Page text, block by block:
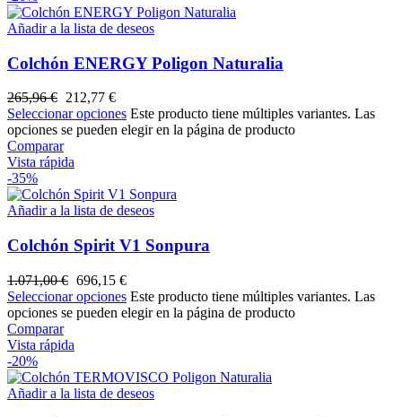
Añadir a la lista de deseos
Colchón ENERGY Poligon Naturalia
265,96€ 212,77 €
Seleccionar opciones Este producto tiene múltiples variantes. Las
opciones se pueden elegir en la página de producto
Comparar
Vista rápida
-35%
Añadir a la lista de deseos
Colchón Spirit V1 Sonpura
1.071,00€ 696,15 €
Seleccionar opciones Este producto tiene múltiples variantes. Las
opciones se pueden elegir en la página de producto
Comparar
Vista rápida
-20%
Añadir a la lista de deseos